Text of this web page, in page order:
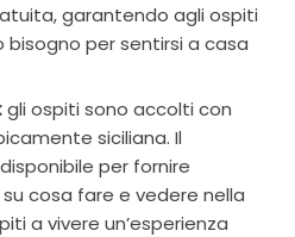
garantendo agli ospiti
per sentirsi a casa
gli ospiti sono accolti con
siciliana. Il
per fornire
cosa fare e vedere nella
a vivere un’esperienza